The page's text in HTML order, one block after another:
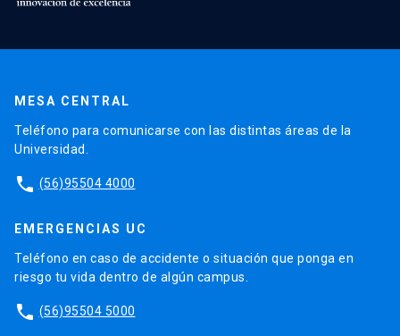
MESA CENTRAL
Teléfono para comunicarse con las distintas áreas de la
Universidad.
phone (56)95504 4000
EMERGENCIAS UC
Teléfono en caso de accidente o situación que ponga en
riesgo tu vida dentro de algún campus.
phone (56)95504 5000